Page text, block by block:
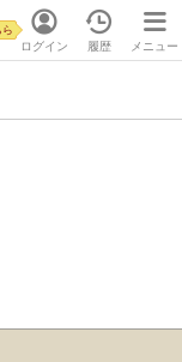
ログイン 履歴 メニュー